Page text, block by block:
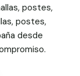
postes,
postes,
desde